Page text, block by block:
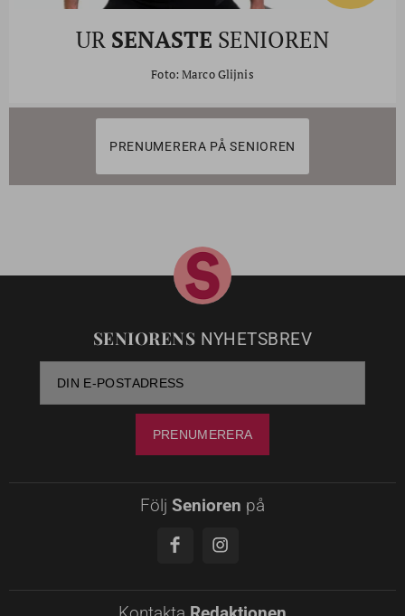
UR SENASTE SENIOREN
Foto: Marco Glijnis
PRENUMERERA PÅ SENIOREN
SENIORENS NYHETSBREV
Följ Senioren på